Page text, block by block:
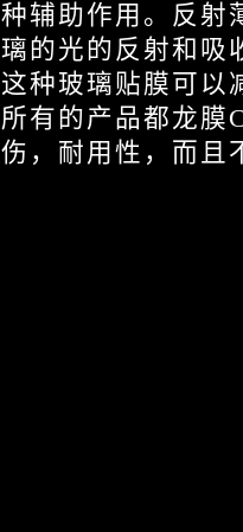
种辅助作用。反射
璃的光的反射和吸
这种玻璃贴膜可以
所有的产品都龙膜
伤，耐用性，而且